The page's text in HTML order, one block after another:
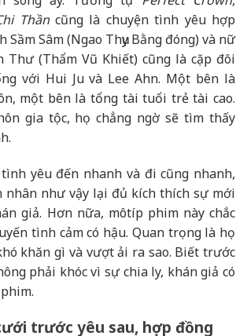
Thầncũng là chuyện tình yêu hợp
Sầm Sâm (Ngao Thụy Bằng đóng) và nữ
Thư (Thẩm Vũ Khiết) cũng là cặp đôi
với Hui Ju và Lee Ahn. Một bên là
một bên là tổng tài tuổi trẻ tài cao.
gia tộc, họ chẳng ngờ sẽ tìm thấy
yêu đến nhanh và đi cũng nhanh,
nhân như vậy lại đủ kích thích sự mới
giả. Hơn nữa, môtíp phim này chắc
tình cảm có hậu. Quan trọng là họ
khăn gì và vượt ải ra sao. Biết trước
phải khóc vì sự chia ly, khán giả có
trước yêu sau, hợp đồng